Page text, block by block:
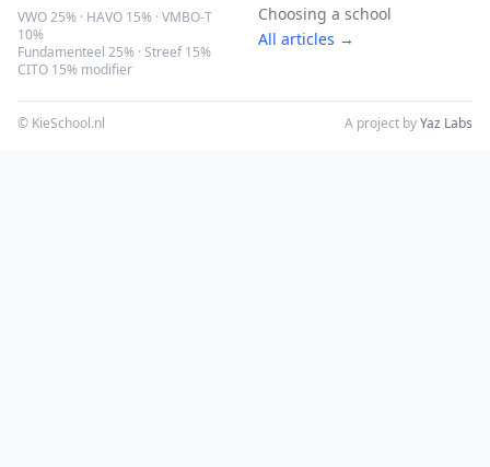
VWO 25% · HAVO 15% · VMBO-T
10%
Fundamenteel 25% · Streef 15%
CITO 15% modifier
Choosing a school
All articles →
© KieSchool.nl A project byYaz Labs